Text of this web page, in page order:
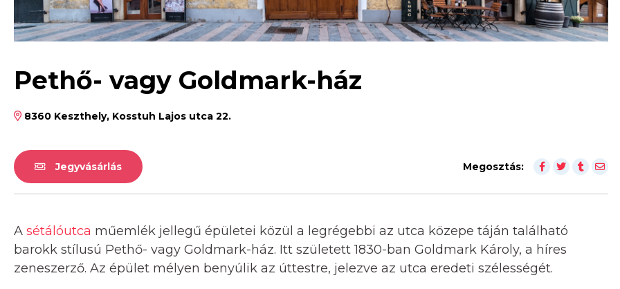
Pethő- vagy Goldmark-ház
8360 Keszthely, Kosstuh Lajos utca 22.
Jegyvásárlás Megosztás:
A sétálóutca műemlék jellegű épületei közül a legrégebbi az utca közepe táján található
barokk stílusú Pethő- vagy Goldmark-ház. Itt született 1830-ban Goldmark Károly, a híres
zeneszerző. Az épület mélyen benyúlik az úttestre, jelezve az utca eredeti szélességét.